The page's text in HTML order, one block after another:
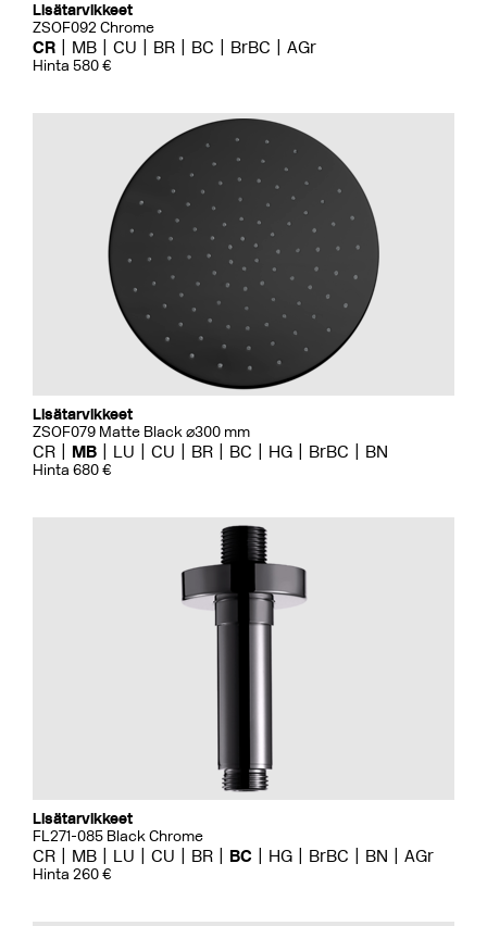
Lisätarvikkeet
ZSOF092 Chrome
CR MB CU BR BC BrBC AGr
Hinta 580 €
Lisätarvikkeet
ZSOF079 Matte Black ⌀300 mm
CR MB LU CU BR BC HG BrBC BN
Hinta 680 €
Lisätarvikkeet
FL271-085 Black Chrome
CR MB LU CU BR BC HG BrBC BN AGr
Hinta 260 €